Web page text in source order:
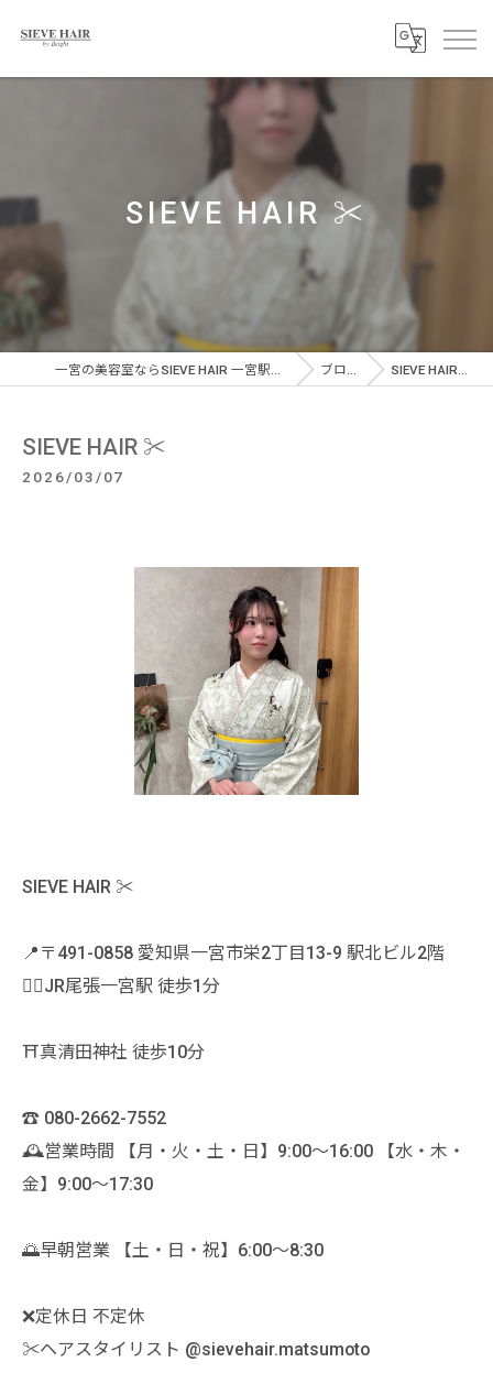
SIEVE HAIR ✂️
一宮の美容室ならSIEVE HAIR 一宮駅前店 ブログ SIEVE HAIR ✂️
SIEVE HAIR ✂️
2026/03/07
SIEVE HAIR ✂️
📍〒491-0858 愛知県一宮市栄2丁目13-9 駅北ビル2階
🚶‍♀️JR尾張一宮駅 徒歩1分
⛩真清田神社 徒歩10分
☎️ 080-2662-7552
🕰営業時間 【月・火・土・日】9:00〜16:00 【水・木・
金】9:00〜17:30
🌅早朝営業 【土・日・祝】6:00〜8:30
❌定休日 不定休
✂️ヘアスタイリスト @sievehair.matsumoto